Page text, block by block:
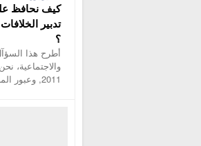
كيف نحافظ
تدبير
؟
أطرح هذا
والاجتماعية،
2011, وعبور المرحلة التي أتت بعده خرجنا